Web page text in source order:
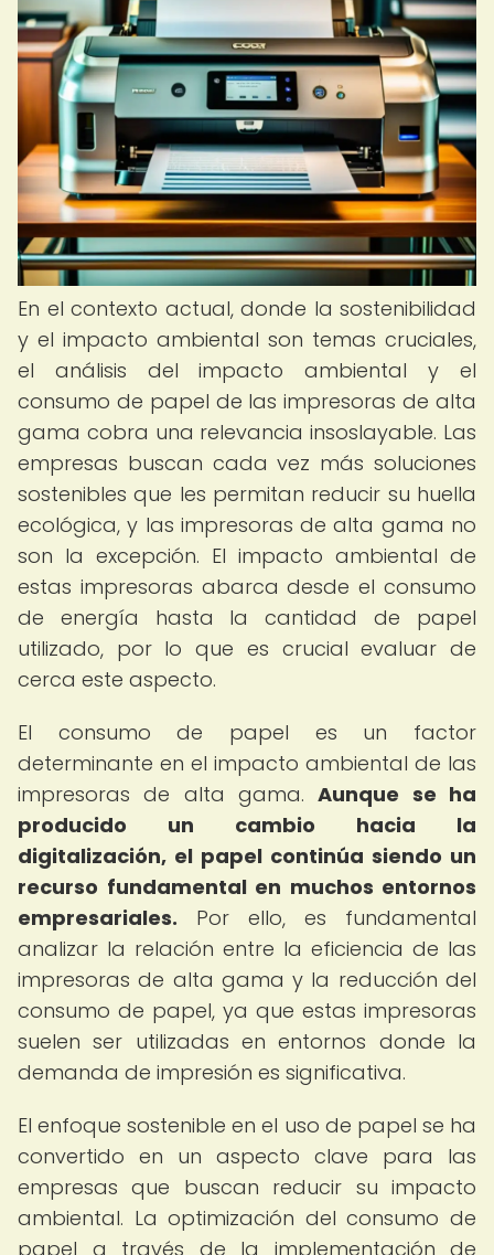
En el contexto actual, donde la sostenibilidad
y el impacto ambiental son temas cruciales,
el análisis del impacto ambiental y el
consumo de papel de las impresoras de alta
gama cobra una relevancia insoslayable. Las
empresas buscan cada vez más soluciones
sostenibles que les permitan reducir su huella
ecológica, y las impresoras de alta gama no
son la excepción. El impacto ambiental de
estas impresoras abarca desde el consumo
de energía hasta la cantidad de papel
utilizado, por lo que es crucial evaluar de
cerca este aspecto.
El consumo de papel es un factor
determinante en el impacto ambiental de las
impresoras de alta gama.Aunque se ha
producido un cambio hacia la
digitalización, el papel continúa siendo un
recurso fundamental en muchos entornos
empresariales. Por ello, es fundamental
analizar la relación entre la eficiencia de las
impresoras de alta gama y la reducción del
consumo de papel, ya que estas impresoras
suelen ser utilizadas en entornos donde la
demanda de impresión es significativa.
El enfoque sostenible en el uso de papel se ha
convertido en un aspecto clave para las
empresas que buscan reducir su impacto
ambiental. La optimización del consumo de
papel a través de la implementación de